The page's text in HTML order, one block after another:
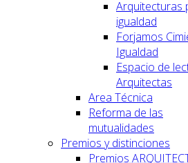
Arquitecturas
igualdad
Forjamos
Igualdad
Espacio de
Arquitectas
Area Técnica
Reforma de las
mutualidades
Premios y distinciones
Premios